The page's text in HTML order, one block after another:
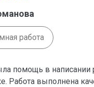
работа
помощь в написании
Работа выполнена